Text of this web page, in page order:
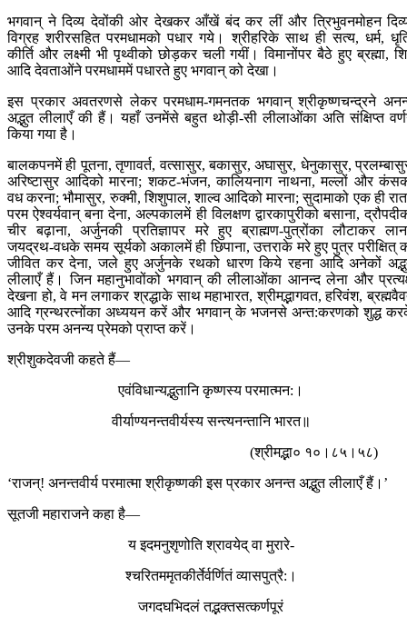
भगवान् ने दिव्य देवोंकी ओर देखकर आँखें बंद कर लीं और त्रिभुवनमोहन
विग्रह शरीरसहित परमधामको पधार गये। श्रीहरिके साथ ही सत्य, धर्म,
कीर्ति और लक्ष्मी भी पृथ्वीको छोड़कर चली गयीं। विमानोंपर बैठे हुए ब्रह्मा,
आदि देवताओंने परमधाममें पधारते हुए भगवान् को देखा।
इस प्रकार अवतरणसे लेकर परमधाम-गमनतक भगवान् श्रीकृष्णचन्द्रने
अद्भुत लीलाएँ की हैं। यहाँ उनमेंसे बहुत थोड़ी-सी लीलाओंका अति संक्षिप्त
किया गया है।
बालकपनमें ही पूतना, तृणावर्त, वत्सासुर, बकासुर, अघासुर, धेनुकासुर,
अरिष्टासुर आदिको मारना; शकट-भंजन, कालियनाग नाथना, मल्लों और
वध करना; भौमासुर, रुक्मी, शिशुपाल, शाल्व आदिको मारना; सुदामाको एक ही
परम ऐश्वर्यवान् बना देना, अल्पकालमें ही विलक्षण द्वारकापुरीको बसाना,
चीर बढ़ाना, अर्जुनकी प्रतिज्ञापर मरे हुए ब्राह्मण-पुत्रोंका लौटाकर
जयद्रथ-वधके समय सूर्यको अकालमें ही छिपाना, उत्तराके मरे हुए पुत्र परीक्षित्
जीवित कर देना, जले हुए अर्जुनके रथको धारण किये रहना आदि अनेकों
लीलाएँ हैं। जिन महानुभावोंको भगवान् की लीलाओंका आनन्द लेना और
देखना हो, वे मन लगाकर श्रद्धाके साथ महाभारत, श्रीमद्भागवत, हरिवंश,
आदि ग्रन्थरत्नोंका अध्ययन करें और भगवान् के भजनसे अन्त:करणको शुद्ध
उनके परम अनन्य प्रेमको प्राप्त करें।
श्रीशुकदेवजी कहते हैं—
एवंविधान्यद्भुतानि कृष्णस्य परमात्मन:।
वीर्याण्यनन्तवीर्यस्य सन्त्यनन्तानि भारत॥
(श्रीमद्भा० १०।८५।५८)
‘राजन्! अनन्तवीर्य परमात्मा श्रीकृष्णकी इस प्रकार अनन्त अद्भुत लीलाएँ हैं।’
सूतजी महाराजने कहा है—
य इदमनुशृणोति श्रावयेद् वा मुरारे-
श्चरितममृतकीर्तेर्वर्णितं व्यासपुत्रै:।
जगदघभिदलं तद्भक्तसत्कर्णपूरं